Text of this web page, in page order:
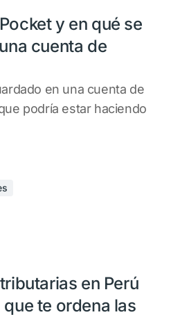
y en qué se
cuenta de
en una cuenta de
podría estar haciendo
en Perú
que te ordena las